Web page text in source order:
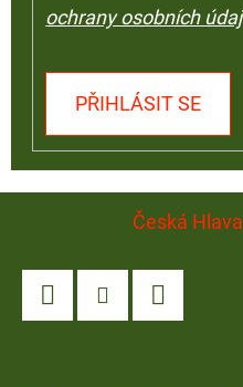
ochrany osobních
PŘIHLÁSIT SE
Česká Hlava